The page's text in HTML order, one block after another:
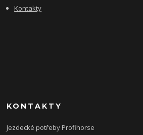
Kontakty
KONTAKTY
Jezdecké potřeby Profihorse